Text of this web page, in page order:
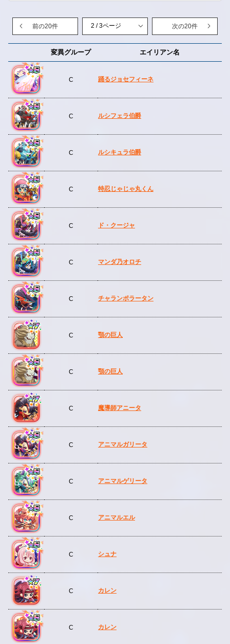
前の20件 次の20件
変異グループ エイリアン名
C 踊るジョセフィーネ
C ルシフェラ伯爵
C ルシキュラ伯爵
C 特忍じゃじゃ丸くん
C ド・クージャ
C マンダ乃オロチ
C チャランポラータン
C 顎の巨人
C 顎の巨人
C 魔導師アニータ
C アニマルガリータ
C アニマルゲリータ
C アニマルエル
C シュナ
C カレン
C カレン